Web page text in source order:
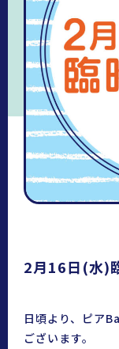
2月16日(水)
日頃より、ピア
ございます。